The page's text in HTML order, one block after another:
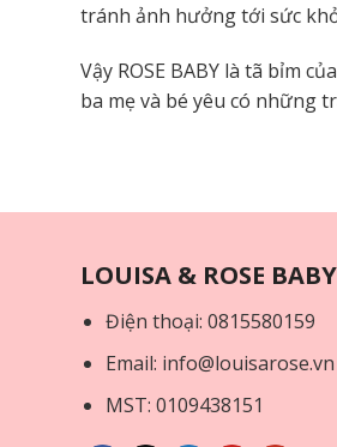
tránh ảnh hưởng tới sức
Vậy ROSE BABY là tã bỉm
ba mẹ và bé yêu có những
LOUISA & ROSE
Điện thoại: 0815580159
Email: info@louisarose.vn
MST: 0109438151